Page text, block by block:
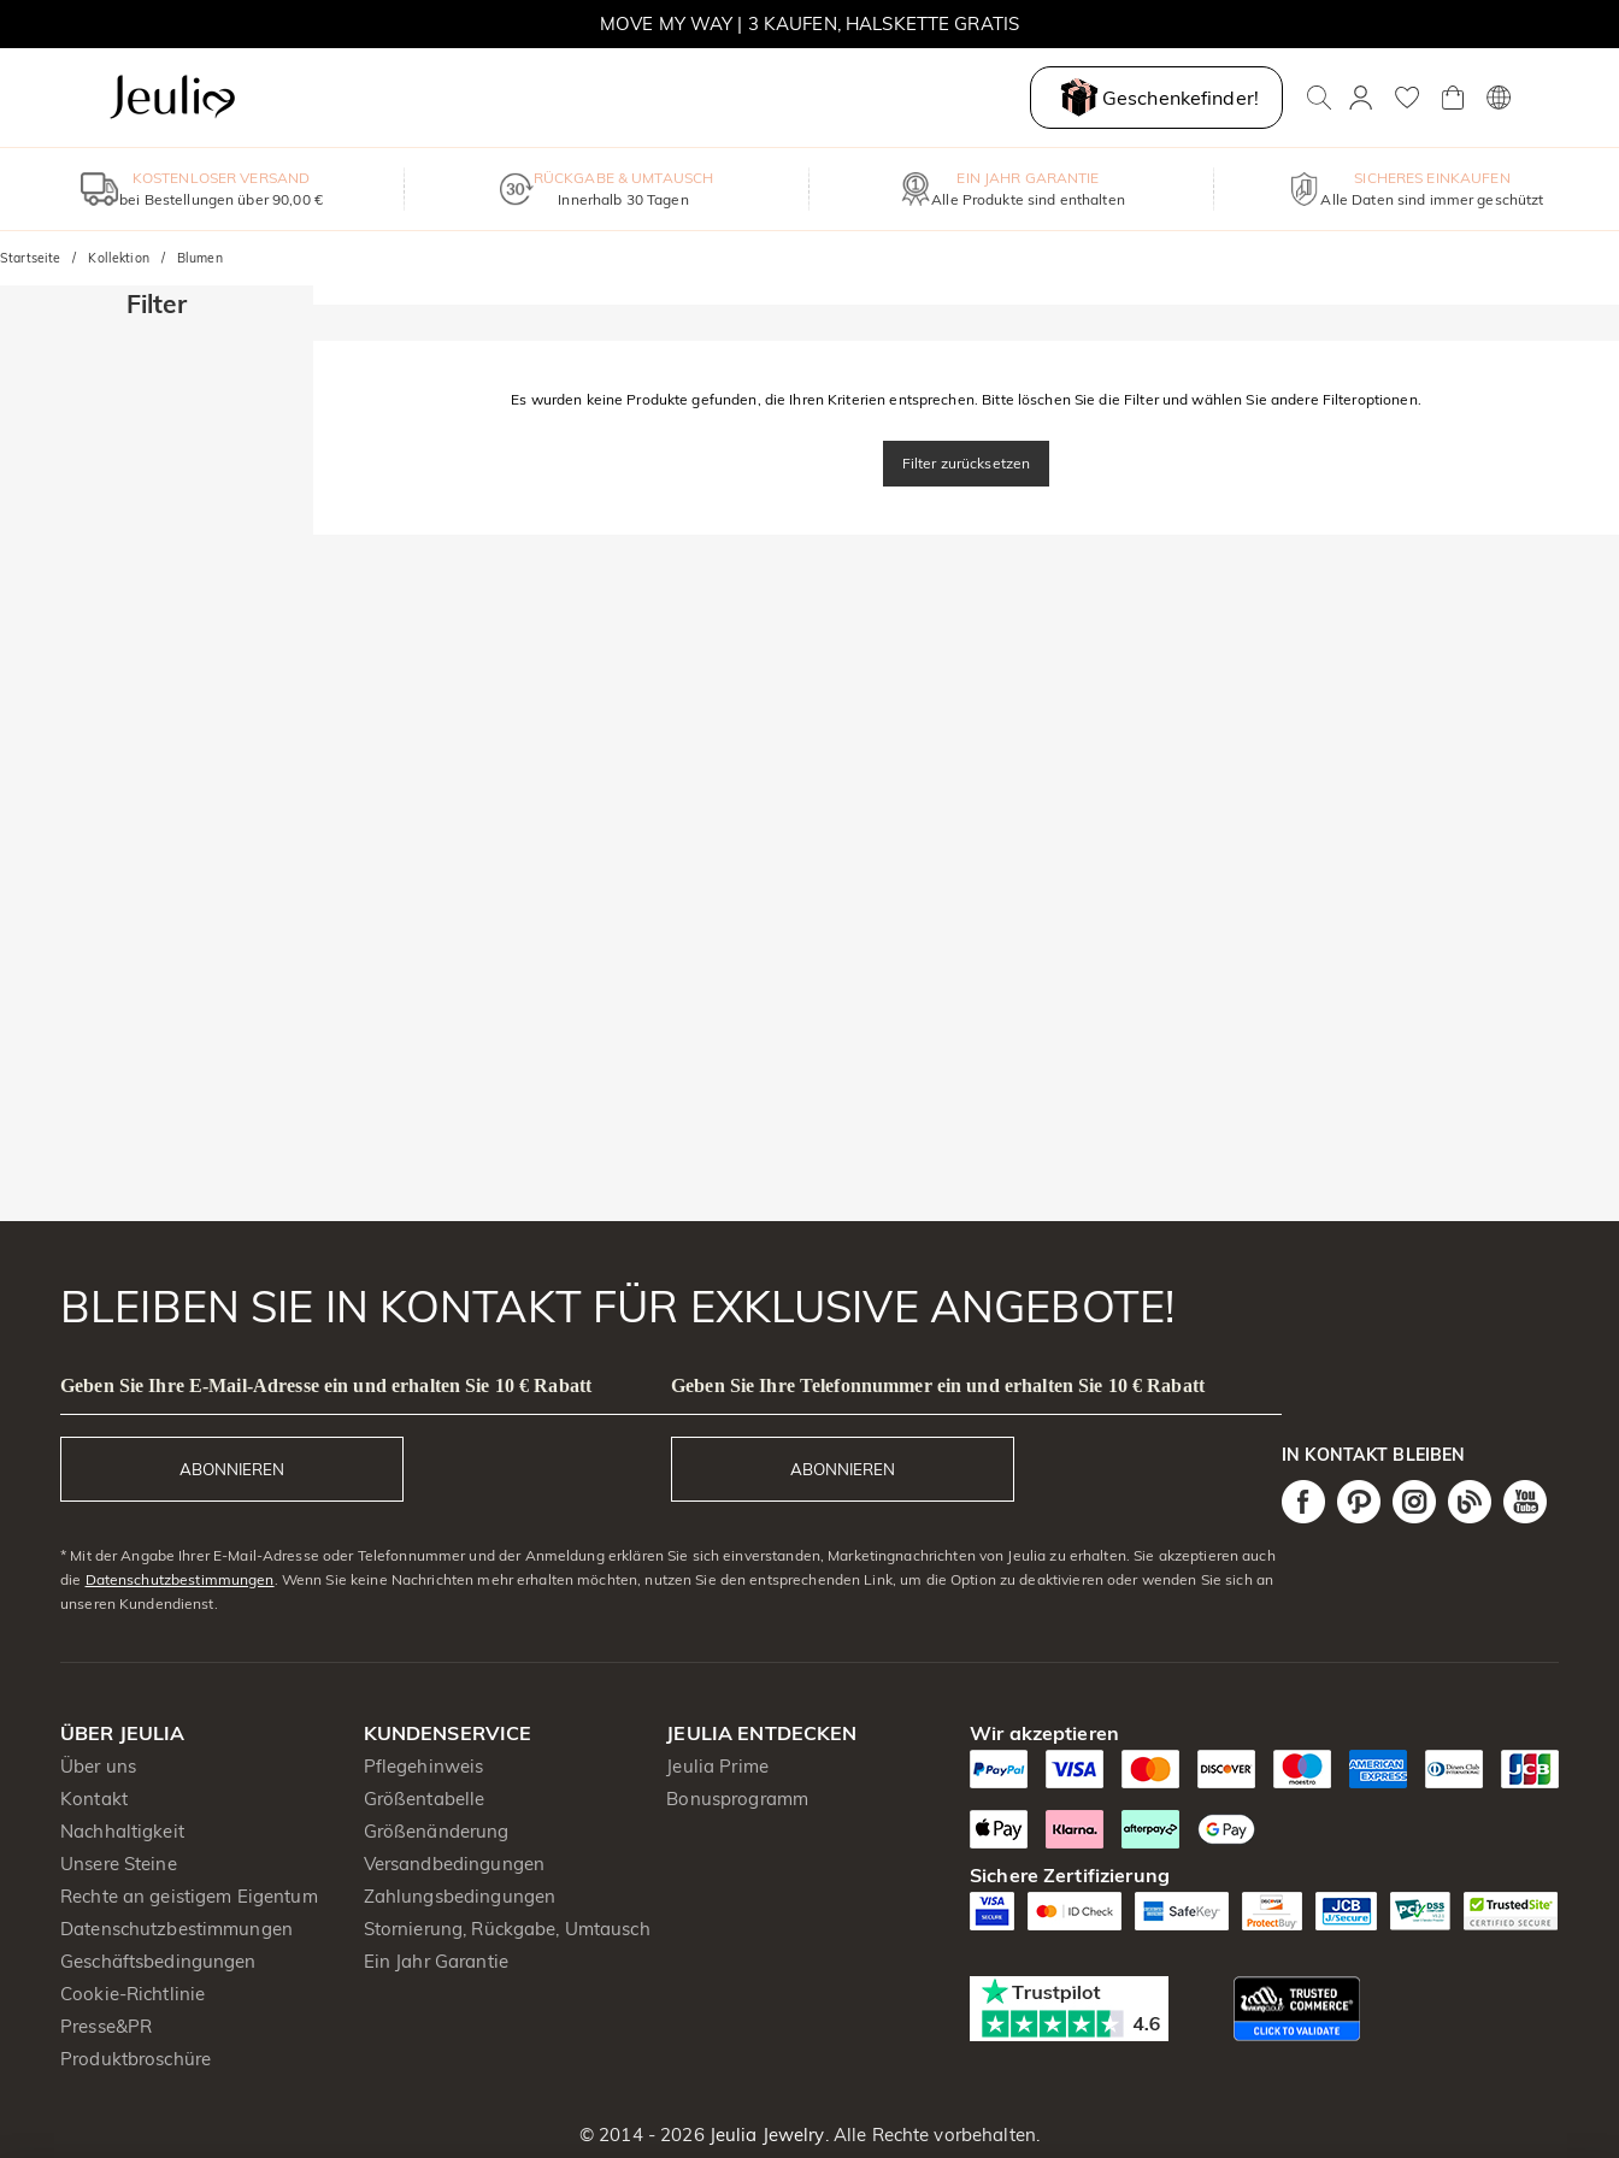
MOVE MY WAY | 3 KAUFEN, HALSKETTE GRATIS
Geschenkefinder!
KOSTENLOSER VERSAND
bei Bestellungen über 90,00 €
RÜCKGABE & UMTAUSCH
Innerhalb 30 Tagen
EIN JAHR GARANTIE
Alle Produkte sind enthalten
SICHERES EINKAUFEN
Alle Daten sind immer geschützt
Startseite Kollektion Blumen
Filter
Es wurden keine Produkte gefunden, die Ihren Kriterien entsprechen. Bitte löschen Sie die Filter und wählen Sie andere Filteroptionen.
Filter zurücksetzen
BLEIBEN SIE IN KONTAKT FÜR EXKLUSIVE ANGEBOTE!
Geben Sie Ihre E-Mail-Adresse ein und erhalten Sie 10 € Rabatt
ABONNIEREN
Geben Sie Ihre Telefonnummer ein und erhalten Sie 10 € Rabatt
ABONNIEREN
* Mit der Angabe Ihrer E-Mail-Adresse oder Telefonnummer und der Anmeldung erklären Sie sich einverstanden, Marketingnachrichten von Jeulia zu erhalten. Sie akzeptieren auch
die Datenschutzbestimmungen . Wenn Sie keine Nachrichten mehr erhalten möchten, nutzen Sie den entsprechenden Link, um die Option zu deaktivieren oder wenden Sie sich an
unseren Kundendienst.
IN KONTAKT BLEIBEN
ÜBER JEULIA
Über uns
Kontakt
Nachhaltigkeit
Unsere Steine
Rechte an geistigem Eigentum
Datenschutzbestimmungen
Geschäftsbedingungen
Cookie-Richtlinie
Presse&PR
Produktbroschüre
KUNDENSERVICE
Pflegehinweis
Größentabelle
Größenänderung
Versandbedingungen
Zahlungsbedingungen
Stornierung, Rückgabe, Umtausch
Ein Jahr Garantie
JEULIA ENTDECKEN
Jeulia Prime
Bonusprogramm
Wir akzeptieren
Sichere Zertifizierung
© 2014 - 2026Jeulia Jewelry . Alle Rechte vorbehalten.